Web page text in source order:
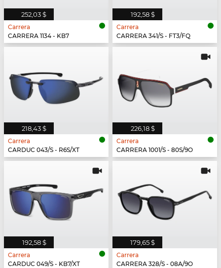
252,03 $
Carrera
CARRERA 1134 - KB7
192,58 $
Carrera
CARRERA 341/S - FT3/FQ
218,43 $
Carrera
CARDUC 043/S - R6S/XT
226,18 $
Carrera
CARRERA 1001/S - 80S/9O
192,58 $
Carrera
CARDUC 049/S - KB7/XT
179,65 $
Carrera
CARRERA 328/S - 08A/9O